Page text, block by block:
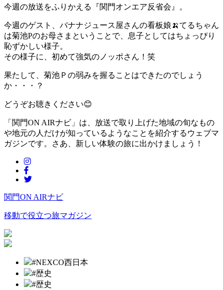
今週の放送をふりかえる『関門オンエア反省会』。
今週のゲスト、バナナジュース屋さんの看板娘🍌てるちゃん
は菊池Pのお母さまということで、息子としてはちょっぴり
恥ずかしい様子。
その様子に、初めて強気のノッポさん！笑
果たして、菊池Ｐの弱みを握ることはできたのでしょう
か・・・？
どうぞお聴きください😊
「関門ON AIRナビ」は、放送で取り上げた地域の旬なもの
や地元の人だけが知っているようなことを紹介するウェブマ
ガジンです。さあ、新しい体験の旅に出かけましょう！
関門ON AIRナビ
移動で役立つ旅マガジン
#NEXCO西日本
#歴史
#歴史